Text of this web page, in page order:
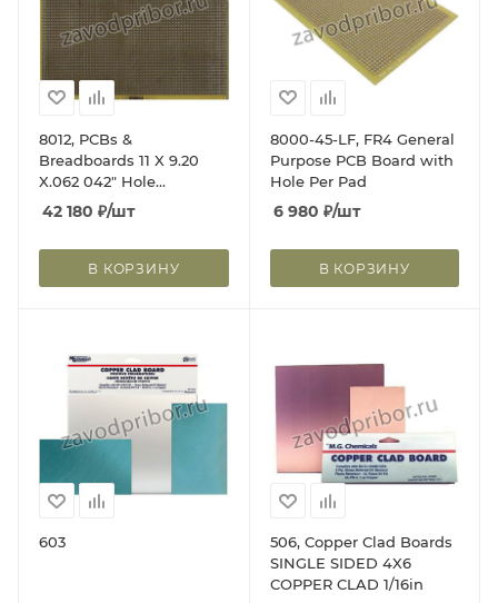
8012, PCBs &
Breadboards 11 X 9.20
X.062 042" Hole
Diameter
42 180 ₽/шт
В КОРЗИНУ
8000-45-LF, FR4 General
Purpose PCB Board with
Hole Per Pad
6 980 ₽/шт
В КОРЗИНУ
603
506, Copper Clad Boards
SINGLE SIDED 4X6
COPPER CLAD 1/16in